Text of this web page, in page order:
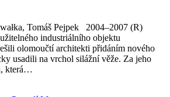
Tomáš Pejpek 2004–2007 (R)
industriálního objektu
olomoučtí architekti přidáním nového
usadili na vrchol silážní věže. Za jeho
která…